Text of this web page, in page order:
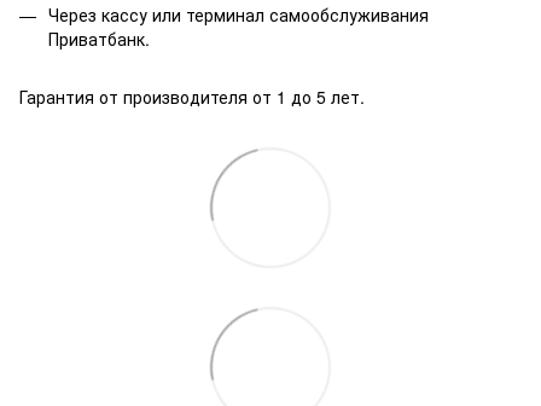
Через кассу или терминал самообслуживания
Приватбанк.
Гарантия от производителя от 1 до 5 лет.